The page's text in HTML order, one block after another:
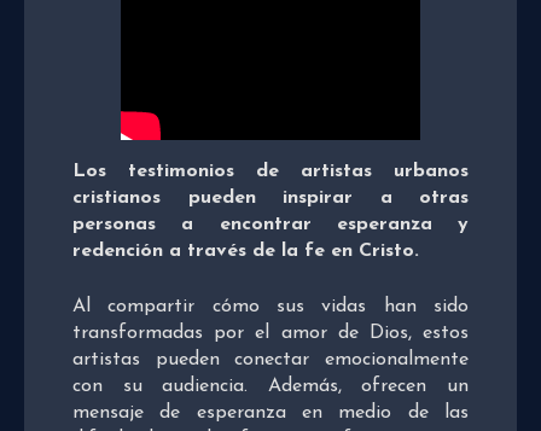
Los testimonios de artistas urbanos
cristianos pueden inspirar a otras
personas a encontrar esperanza y
redención a través de la fe en Cristo.
Al compartir cómo sus vidas han sido
transformadas por el amor de Dios, estos
artistas pueden conectar emocionalmente
con su audiencia. Además, ofrecen un
mensaje de esperanza en medio de las